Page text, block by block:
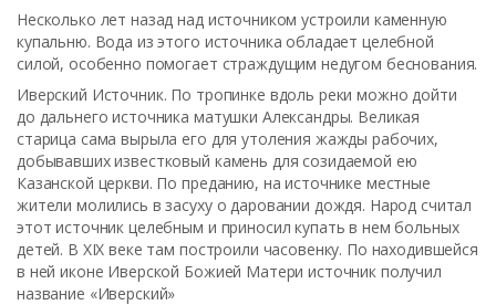
Несколько лет назад над источником устроили каменную
купальню. Вода из этого источника обладает целебной
силой, особенно помогает страждущим недугом беснования.
Иверский Источник. По тропинке вдоль реки можно дойти
до дальнего источника матушки Александры. Великая
старица сама вырыла его для утоления жажды рабочих,
добывавших известковый камень для созидаемой ею
Казанской церкви. По преданию, на источнике местные
жители молились в засуху о даровании дождя. Народ считал
этот источник целебным и приносил купать в нем больных
детей. В XIX веке там построили часовенку. По находившейся
в ней иконе Иверской Божией Матери источник получил
название «Иверский»